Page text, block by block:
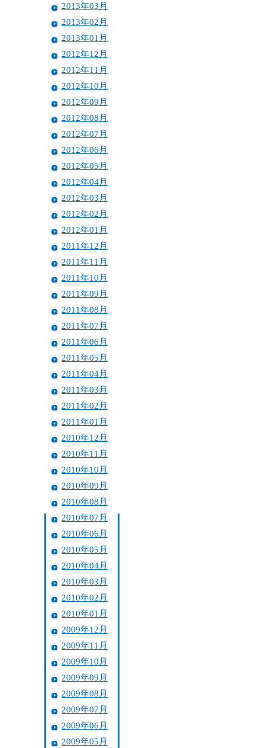
2013年03月
2013年02月
2013年01月
2012年12月
2012年11月
2012年10月
2012年09月
2012年08月
2012年07月
2012年06月
2012年05月
2012年04月
2012年03月
2012年02月
2012年01月
2011年12月
2011年11月
2011年10月
2011年09月
2011年08月
2011年07月
2011年06月
2011年05月
2011年04月
2011年03月
2011年02月
2011年01月
2010年12月
2010年11月
2010年10月
2010年09月
2010年08月
2010年07月
2010年06月
2010年05月
2010年04月
2010年03月
2010年02月
2010年01月
2009年12月
2009年11月
2009年10月
2009年09月
2009年08月
2009年07月
2009年06月
2009年05月